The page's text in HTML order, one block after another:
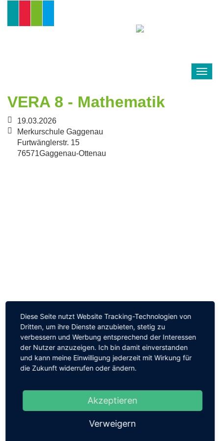
Inhalt
VERA 8 - Mathematik
19.03.2026
Merkurschule Gaggenau
Furtwänglerstr. 15
76571Gaggenau-Ottenau
Zurück zur Übersicht
Offizielle Verabschiedung von Rektorin
Barbara Fischer
Diese Seite nutzt Website Tracking-Technologien von
Dritten, um ihre Dienste anzubieten, stetig zu
verbessern und Werbung entsprechend der Interessen
der Nutzer anzuzeigen. Ich bin damit einverstanden
und kann meine Einwilligung jederzeit mit Wirkung für
die Zukunft widerrufen oder ändern.
Akzeptieren
Verweigern